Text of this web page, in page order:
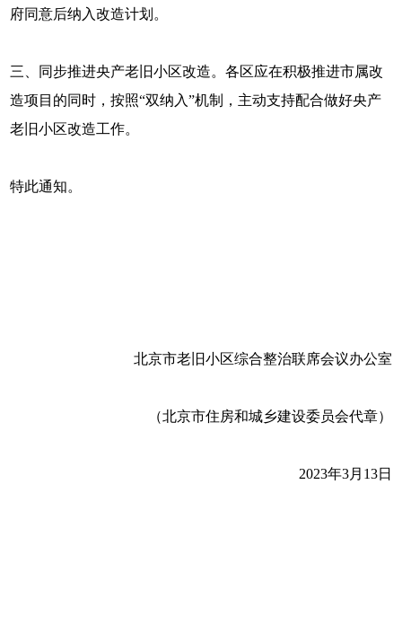
府同意后纳入改造计划。
三、同步推进央产老旧小区改造。各区应在积极推进市属改
造项目的同时，按照“双纳入”机制，主动支持配合做好央产
老旧小区改造工作。
特此通知。
北京市老旧小区综合整治联席会议办公室
（北京市住房和城乡建设委员会代章）
2023年3月13日